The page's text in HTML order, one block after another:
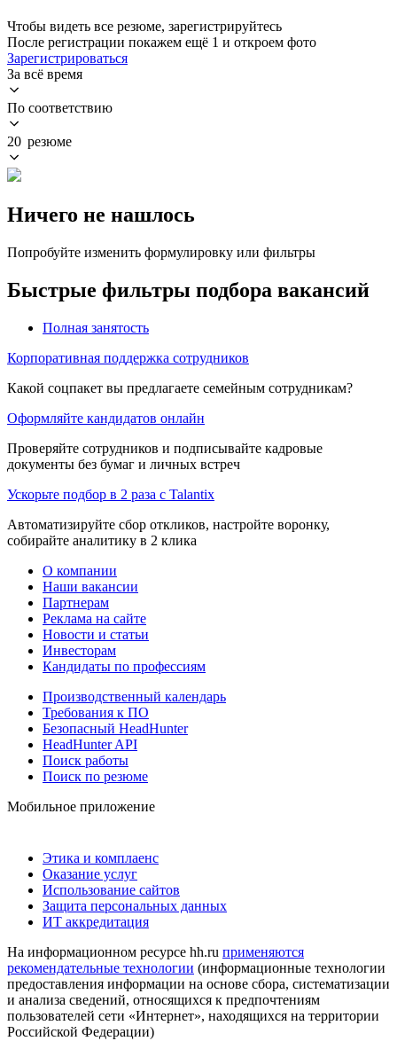
Чтобы видеть все резюме, зарегистрируйтесь
После регистрации покажем ещё 1 и откроем фото
Зарегистрироваться
За всё время
По соответствию
20 резюме
Ничего не нашлось
Попробуйте изменить формулировку или фильтры
Быстрые фильтры подбора вакансий
Полная занятость
Корпоративная поддержка сотрудников
Какой соцпакет вы предлагаете семейным сотрудникам?
Оформляйте кандидатов онлайн
Проверяйте сотрудников и подписывайте кадровые
документы без бумаг и личных встреч
Ускорьте подбор в 2 раза с Talantix
Автоматизируйте сбор откликов, настройте воронку,
собирайте аналитику в 2 клика
О компании
Наши вакансии
Партнерам
Реклама на сайте
Новости и статьи
Инвесторам
Кандидаты по профессиям
Производственный календарь
Требования к ПО
Безопасный HeadHunter
HeadHunter API
Поиск работы
Поиск по резюме
Мобильное приложение
Этика и комплаенс
Оказание услуг
Использование сайтов
Защита персональных данных
ИТ аккредитация
На информационном ресурсе hh.ru применяются
рекомендательные технологии (информационные технологии
предоставления информации на основе сбора, систематизации
и анализа сведений, относящихся к предпочтениям
пользователей сети «Интернет», находящихся на территории
Российской Федерации)